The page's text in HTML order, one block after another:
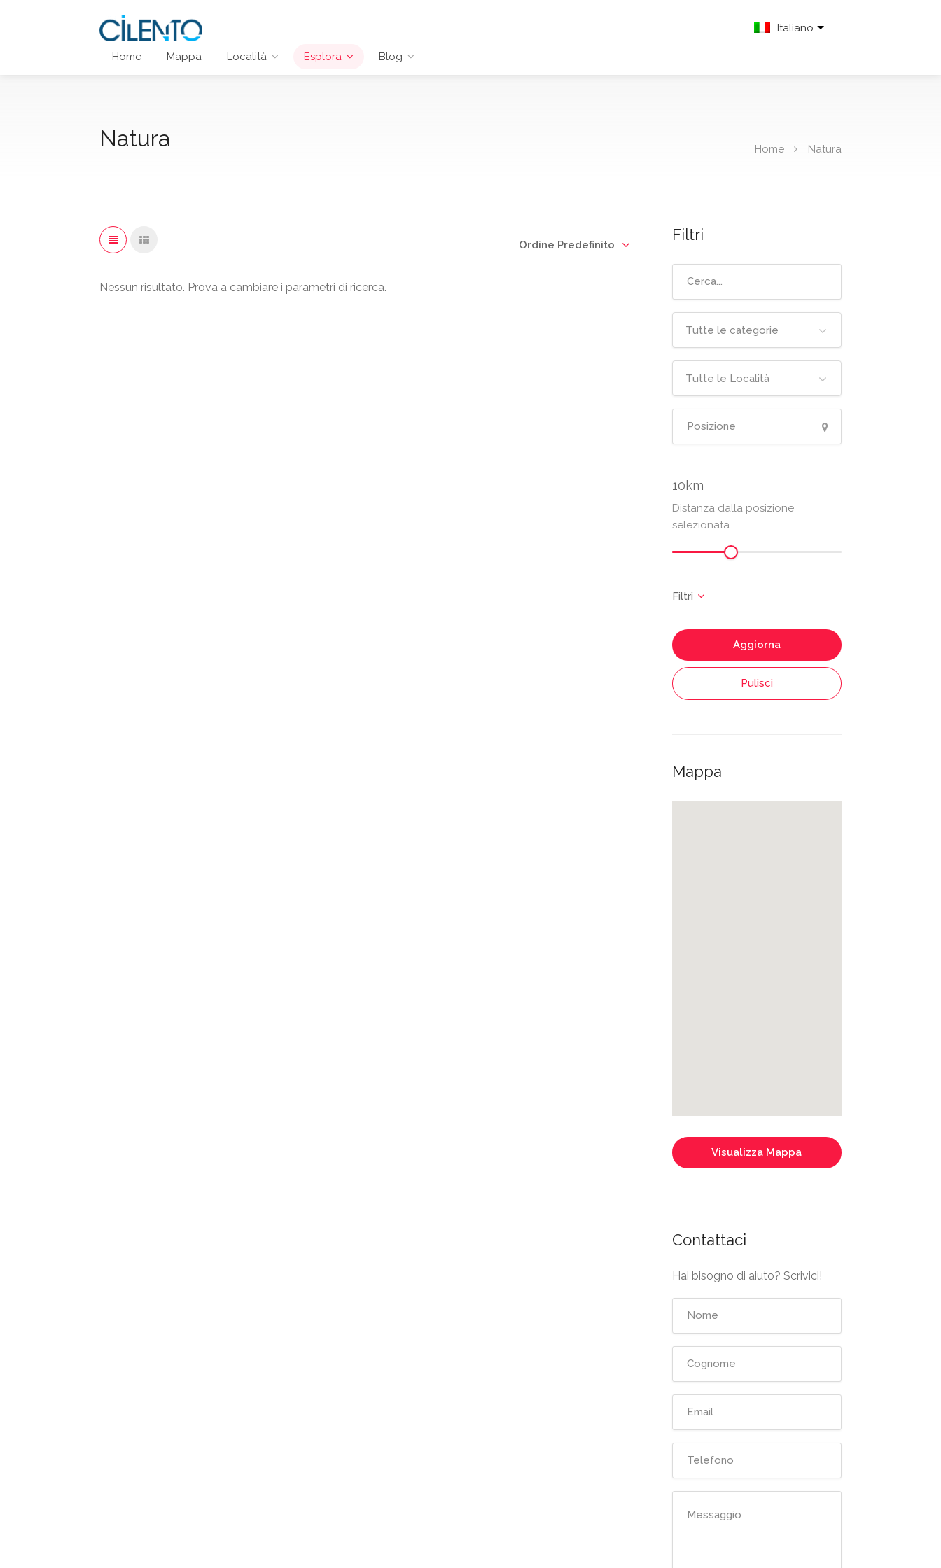
Home Mappa Località Esplora Blog
Italiano
Natura Home Natura
Ordine Predefinito
Nessun risultato. Prova a cambiare i parametri di ricerca.
Filtri
Tutte le categorie
Tutte le Località
10
Distanza dalla posizione
selezionata
Aggiorna
Pulisci
Mappa
Visualizza Mappa
Contattaci
Hai bisogno di aiuto? Scrivici!